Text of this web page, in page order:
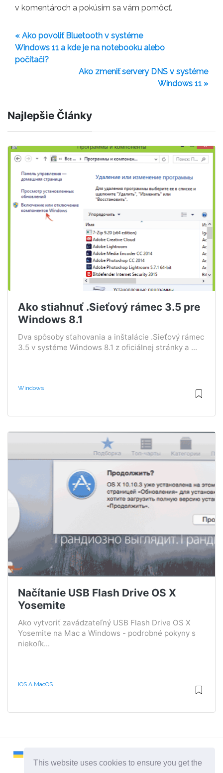
This website uses cookies to ensure you get the
v komentároch a pokúsim sa vám pomôcť.
« Ako povoliť Bluetooth v systéme
Windows 11 a kde je na notebooku alebo
počítači?
Ako zmeniť servery DNS v systéme
Windows 11 »
Najlepšie Články
Ako stiahnuť .Sieťový rámec 3.5 pre
Windows 8.1
Dva spôsoby sťahovania a inštalácie .Sieťový rámec
3.5 v systéme Windows 8.1 z oficiálnej stránky a ...
Windows
Načítanie USB Flash Drive OS X
Yosemite
Ako vytvoriť zavádzateľný USB Flash Drive OS X
Yosemite na Mac a Windows - podrobné pokyny s
niekoľk...
IOS A MacOS